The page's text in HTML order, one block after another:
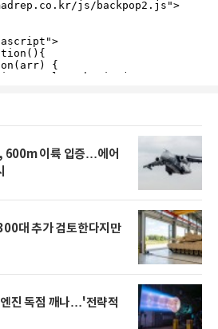
600m 이륙 입증…에어
대 추가 검토한다지만
진 독점 깨나…'전략적